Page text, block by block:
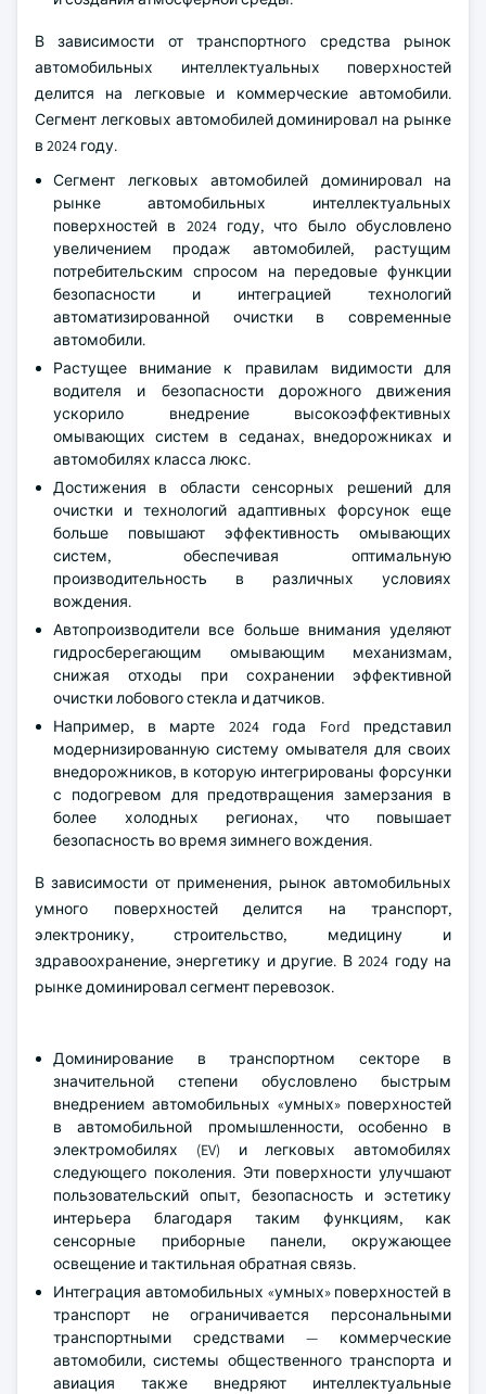
В зависимости от транспортного средства рынок
автомобильных интеллектуальных поверхностей
делится на легковые и коммерческие автомобили.
Сегмент легковых автомобилей доминировал на рынке
в 2024 году.
Сегмент легковых автомобилей доминировал на
рынке автомобильных интеллектуальных
поверхностей в 2024 году, что было обусловлено
увеличением продаж автомобилей, растущим
потребительским спросом на передовые функции
безопасности и интеграцией технологий
автоматизированной очистки в современные
автомобили.
Растущее внимание к правилам видимости для
водителя и безопасности дорожного движения
ускорило внедрение высокоэффективных
омывающих систем в седанах, внедорожниках и
автомобилях класса люкс.
Достижения в области сенсорных решений для
очистки и технологий адаптивных форсунок еще
больше повышают эффективность омывающих
систем, обеспечивая оптимальную
производительность в различных условиях
вождения.
Автопроизводители все больше внимания уделяют
гидросберегающим омывающим механизмам,
снижая отходы при сохранении эффективной
очистки лобового стекла и датчиков.
Например, в марте 2024 года Ford представил
модернизированную систему омывателя для своих
внедорожников, в которую интегрированы форсунки
с подогревом для предотвращения замерзания в
более холодных регионах, что повышает
безопасность во время зимнего вождения.
В зависимости от применения, рынок автомобильных
умного поверхностей делится на транспорт,
электронику, строительство, медицину и
здравоохранение, энергетику и другие. В 2024 году на
рынке доминировал сегмент перевозок.
Доминирование в транспортном секторе в
значительной степени обусловлено быстрым
внедрением автомобильных «умных» поверхностей
в автомобильной промышленности, особенно в
электромобилях (EV) и легковых автомобилях
следующего поколения. Эти поверхности улучшают
пользовательский опыт, безопасность и эстетику
интерьера благодаря таким функциям, как
сенсорные приборные панели, окружающее
освещение и тактильная обратная связь.
Интеграция автомобильных «умных» поверхностей в
транспорт не ограничивается персональными
транспортными средствами — коммерческие
автомобили, системы общественного транспорта и
авиация также внедряют интеллектуальные